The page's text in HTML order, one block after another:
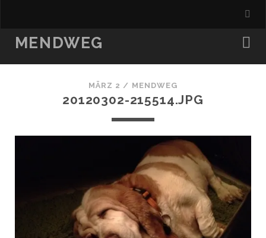
MENDWEG
MÄRZ 2 / MENDWEG
20120302-215514.JPG